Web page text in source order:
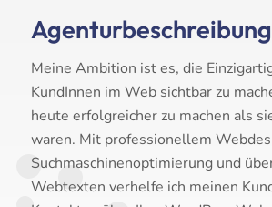
Agenturbeschreibung
Meine Ambition ist es, die
KundInnen im Web sicht­bar zu
heute erfolg­reicher zu machen als
waren. Mit professionellem
Suchmaschinenoptimierung und
Webtexten verhelfe ich meinen